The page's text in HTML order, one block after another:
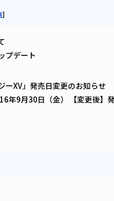
]
プデート
ーXV」発売日変更のお知らせ
年9月30日（金） 【変更後】